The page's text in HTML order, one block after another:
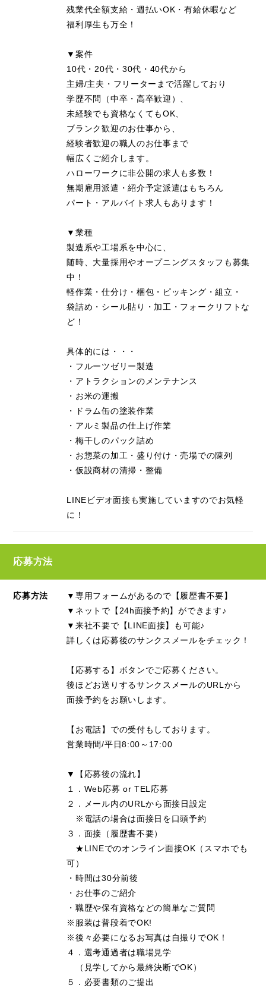
残業代全額支給・週払いOK・有給休暇など
福利厚生も万全！
▼案件
10代・20代・30代・40代から
主婦/主夫・フリーターまで活躍しており
学歴不問（中卒・高卒歓迎）、
未経験でも資格なくてもOK、
ブランク歓迎のお仕事から、
経験者歓迎の職人のお仕事まで
幅広くご紹介します。
ハローワークに非公開の求人も多数！
無期雇用派遣・紹介予定派遣はもちろん
パート・アルバイト求人もあります！
▼業種
製造系や工場系を中心に、
随時、大量採用やオープニングスタッフも募集
中！
軽作業・仕分け・梱包・ピッキング・組立・
袋詰め・シール貼り・加工・フォークリフトな
ど！
具体的には・・・
・フルーツゼリー製造
・アトラクションのメンテナンス
・お米の運搬
・ドラム缶の塗装作業
・アルミ製品の仕上げ作業
・梅干しのパック詰め
・お惣菜の加工・盛り付け・売場での陳列
・仮設商材の清掃・整備
LINEビデオ面接も実施していますのでお気軽
に！
応募方法
応募方法
▼専用フォームがあるので【履歴書不要】
▼ネットで【24h面接予約】ができます♪
▼来社不要で【LINE面接】も可能♪
詳しくは応募後のサンクスメールをチェック！
【応募する】ボタンでご応募ください。
後ほどお送りするサンクスメールのURLから
面接予約をお願いします。
【お電話】での受付もしております。
営業時間/平日8:00～17:00
▼【応募後の流れ】
１．Web応募 or TEL応募
２．メール内のURLから面接日設定
※電話の場合は面接日を口頭予約
３．面接（履歴書不要）
★LINEでのオンライン面接OK（スマホでも
可）
・時間は30分前後
・お仕事のご紹介
・職歴や保有資格などの簡単なご質問
※服装は普段着でOK!
※後々必要になるお写真は自撮りでOK！
４．選考通過者は職場見学
（見学してから最終決断でOK）
５．必要書類のご提出